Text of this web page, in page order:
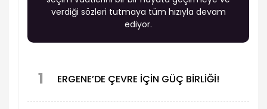
verdiği sözleri tutmaya tüm hızıyla devam
ediyor.
1 ERGENE’DE ÇEVRE İÇİN GÜÇ BİRLİĞİ!